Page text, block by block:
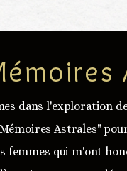
dans l'exploration
Astrales"
qui m'ont